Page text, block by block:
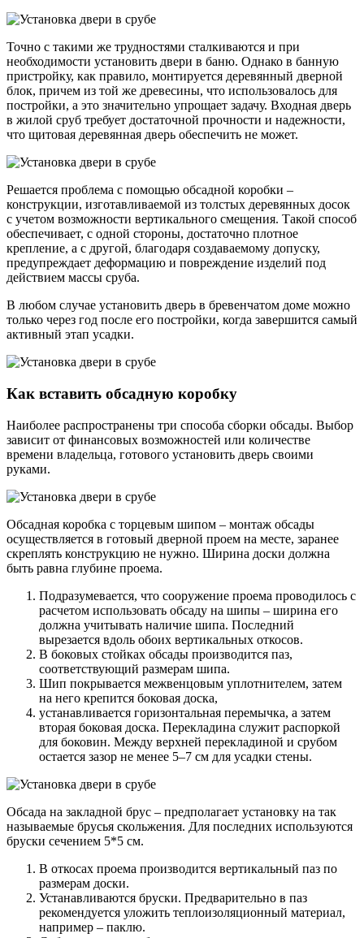
Точно с такими же трудностями сталкиваются и при
необходимости установить двери в баню. Однако в банную
пристройку, как правило, монтируется деревянный дверной
блок, причем из той же древесины, что использовалось для
постройки, а это значительно упрощает задачу. Входная дверь
в жилой сруб требует достаточной прочности и надежности,
что щитовая деревянная дверь обеспечить не может.
Решается проблема с помощью обсадной коробки –
конструкции, изготавливаемой из толстых деревянных досок
с учетом возможности вертикального смещения. Такой способ
обеспечивает, с одной стороны, достаточно плотное
крепление, а с другой, благодаря создаваемому допуску,
предупреждает деформацию и повреждение изделий под
действием массы сруба.
В любом случае установить дверь в бревенчатом доме можно
только через год после его постройки, когда завершится самый
активный этап усадки.
Как вставить обсадную коробку
Наиболее распространены три способа сборки обсады. Выбор
зависит от финансовых возможностей или количестве
времени владельца, готового установить дверь своими
руками.
Обсадная коробка с торцевым шипом – монтаж обсады
осуществляется в готовый дверной проем на месте, заранее
скреплять конструкцию не нужно. Ширина доски должна
быть равна глубине проема.
Подразумевается, что сооружение проема проводилось с
расчетом использовать обсаду на шипы – ширина его
должна учитывать наличие шипа. Последний
вырезается вдоль обоих вертикальных откосов.
В боковых стойках обсады производится паз,
соответствующий размерам шипа.
Шип покрывается межвенцовым уплотнителем, затем
на него крепится боковая доска,
устанавливается горизонтальная перемычка, а затем
вторая боковая доска. Перекладина служит распоркой
для боковин. Между верхней перекладиной и срубом
остается зазор не менее 5–7 см для усадки стены.
Обсада на закладной брус – предполагает установку на так
называемые брусья скольжения. Для последних используются
бруски сечением 5*5 см.
В откосах проема производится вертикальный паз по
размерам доски.
Устанавливаются бруски. Предварительно в паз
рекомендуется уложить теплоизоляционный материал,
например – паклю.